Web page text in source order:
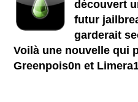
découvert
futur
garderait
Voilà une nouvelle qui
Greenpois0n et